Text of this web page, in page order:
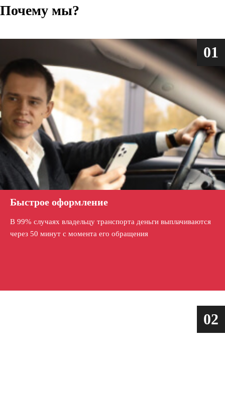
Почему мы?
01
Быстрое оформление
В 99% случаях владельцу транспорта деньги выплачиваются
через 50 минут с момента его обращения
02